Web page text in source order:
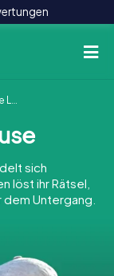
sich
löst ihr Rätsel,
Untergang.